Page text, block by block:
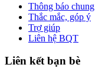
Thông báo chung
Thắc mắc, góp ý
Trợ giúp
Liên hệ BQT
Liên kết bạn bè